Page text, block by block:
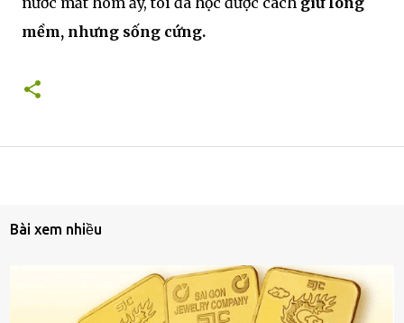
mềm, nhưng sống cứng.
Bài xem nhiều